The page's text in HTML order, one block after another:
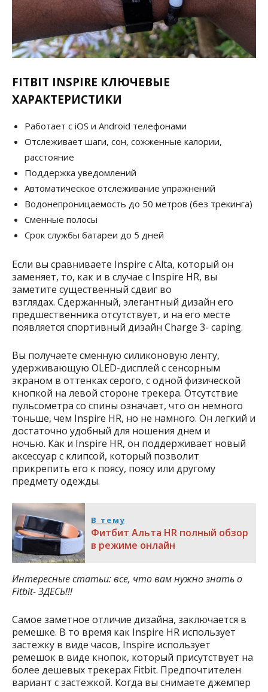
FITBIT INSPIRE КЛЮЧЕВЫЕ
ХАРАКТЕРИСТИКИ
Работает с iOS и Android телефонами
Отслеживает шаги, сон, сожженные калории,
расстояние
Поддержка уведомлений
Автоматическое отслеживание упражнений
Водонепроницаемость до 50 метров (без трекинга)
Сменные полосы
Срок службы батареи до 5 дней
Если вы сравниваете Inspire с Alta, который он
заменяет, то, как и в случае с Inspire HR, вы
заметите существенный сдвиг во
взглядах. Сдержанный, элегантный дизайн его
предшественника отсутствует, и на его месте
появляется спортивный дизайн Charge 3- caping.
Вы получаете сменную силиконовую ленту,
удерживающую OLED-дисплей с сенсорным
экраном в оттенках серого, с одной физической
кнопкой на левой стороне трекера. Отсутствие
пульсометра со спины означает, что он немного
тоньше, чем Inspire HR, но не намного. Он легкий и
достаточно удобный для ношения днем ​​и
ночью. Как и Inspire HR, он поддерживает новый
аксессуар с клипсой, который позволит
прикрепить его к поясу, поясу или другому
предмету одежды.
В тему
Фитбит Альта HR полный обзор
в режиме онлайн
Интересные статьи: все, что вам нужно знать о
Fitbit- ЗДЕСЬ!!!
Самое заметное отличие дизайна, заключается в
ремешке. В то время как Inspire HR использует
застежку в виде часов, Inspire использует
ремешок в виде кнопок, который присутствует на
более дешевых трекерах Fitbit. Предпочтителен
вариант с застежкой. Когда вы снимаете джемпер